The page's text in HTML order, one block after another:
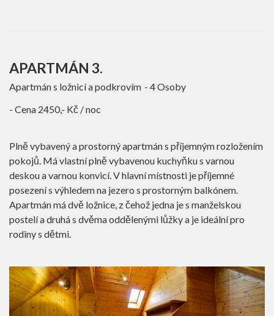
APARTMÁN 3.
Apartmán s ložnicí a podkrovím
4 Osoby
Cena 2450,- Kč / noc
Plně vybavený a prostorný apartmán s příjemným rozložením
pokojů. Má vlastní plně vybavenou kuchyňku s varnou
deskou a varnou konvicí. V hlavní místnosti je příjemné
posezení s výhledem na jezero s prostorným balkónem.
Apartmán má dvě ložnice, z čehož jedna je s manželskou
postelí a druhá s dvěma oddělenými lůžky a je ideální pro
rodiny s dětmi.